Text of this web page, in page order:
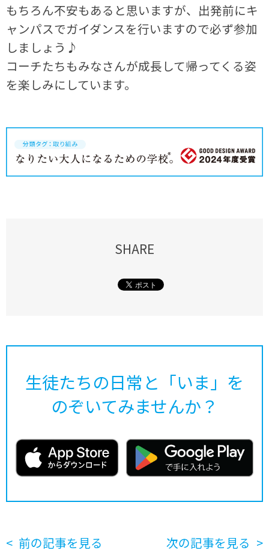
もちろん不安もあると思いますが、出発前にキ
ャンパスでガイダンスを行いますので必ず参加
しましょう♪
コーチたちもみなさんが成長して帰ってくる姿
を楽しみにしています。
SHARE
生徒たちの日常と「いま」を
のぞいてみませんか？
前の記事を見る 次の記事を見る